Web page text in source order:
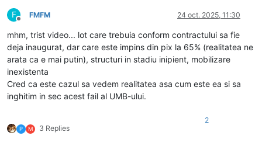
F
Deconectat
FMFM 24 oct. 2025, 11:30
mhm, trist video... lot care trebuia conform contractului sa fie
deja inaugurat, dar care este impins din pix la 65% (realitatea ne
arata ca e mai putin), structuri in stadiu inipient, mobilizare
inexistenta
Cred ca este cazul sa vedem realitatea asa cum este ea si sa
inghitim in sec acest fail al UMB-ului.
P M 3 Replies
2